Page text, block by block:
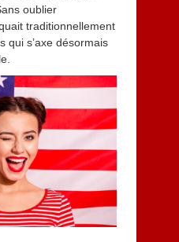
oublier
traditionnellement
qui s’axe désormais